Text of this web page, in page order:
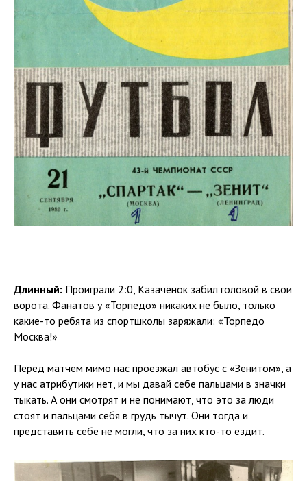
Длинный: Проиграли 2:0, Казачёнок забил головой в свои
ворота. Фанатов у «Торпедо» никаких не было, только
какие-то ребята из спортшколы заряжали: «Торпедо
Москва!»
Перед матчем мимо нас проезжал автобус с «Зенитом», а
у нас атрибутики нет, и мы давай себе пальцами в значки
тыкать. А они смотрят и не понимают, что это за люди
стоят и пальцами себя в грудь тычут. Они тогда и
представить себе не могли, что за них кто-то ездит.